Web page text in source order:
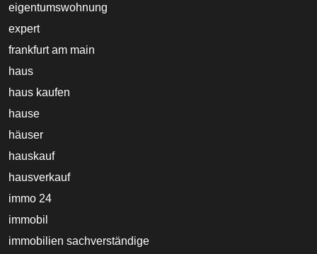
eigentumswohnung
expert
frankfurt am main
haus
haus kaufen
hause
häuser
hauskauf
hausverkauf
immo 24
immobil
immobilien sachverständige